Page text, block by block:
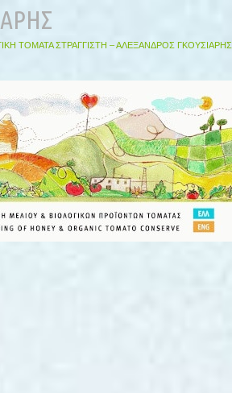
ΤΟΜΑΤΑ ΣΤΡΑΓΓΙΣΤΗ – ΑΛΕΞΑΝΔΡΟΣ ΓΚΟΥΣΙΑΡΗΣ